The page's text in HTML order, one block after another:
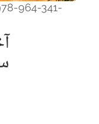
964-341-